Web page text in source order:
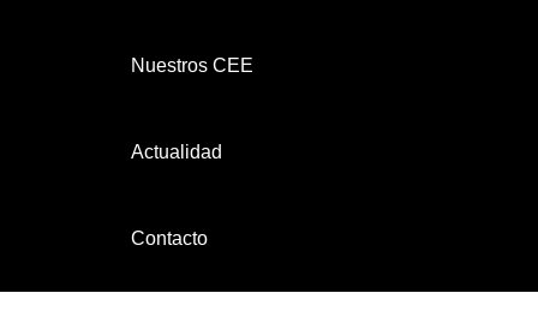
Nuestros CEE
Actualidad
Contacto